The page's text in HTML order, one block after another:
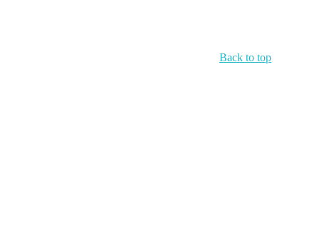
Back to top